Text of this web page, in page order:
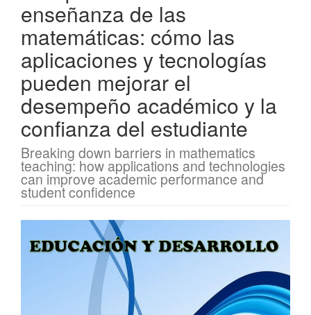
enseñanza de las
matemáticas: cómo las
aplicaciones y tecnologías
pueden mejorar el
desempeño académico y la
confianza del estudiante
Breaking down barriers in mathematics
teaching: how applications and technologies
can improve academic performance and
student confidence
lateral
artículo